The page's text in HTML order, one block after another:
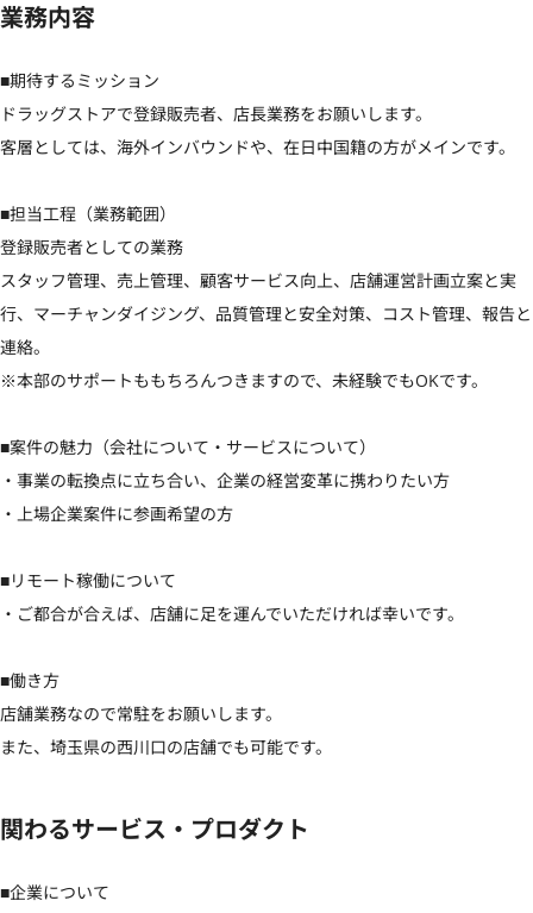
業務内容
■期待するミッション
ドラッグストアで登録販売者、店長業務をお願いします。
客層としては、海外インバウンドや、在日中国籍の方がメインです。
■担当工程（業務範囲）
登録販売者としての業務
スタッフ管理、売上管理、顧客サービス向上、店舗運営計画立案と実
行、マーチャンダイジング、品質管理と安全対策、コスト管理、報告と
連絡。
※本部のサポートももちろんつきますので、未経験でもOKです。
■案件の魅力（会社について・サービスについて）
・事業の転換点に立ち合い、企業の経営変革に携わりたい方
・上場企業案件に参画希望の方
■リモート稼働について
・ご都合が合えば、店舗に足を運んでいただければ幸いです。
■働き方
店舗業務なので常駐をお願いします。
また、埼玉県の西川口の店舗でも可能です。
関わるサービス・プロダクト
■企業について